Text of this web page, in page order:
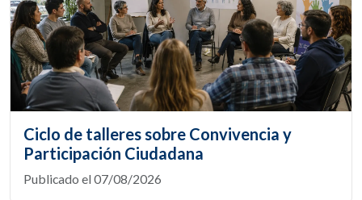
Ciclo de talleres sobre Convivencia y
Participación Ciudadana
Publicado el 07/08/2026